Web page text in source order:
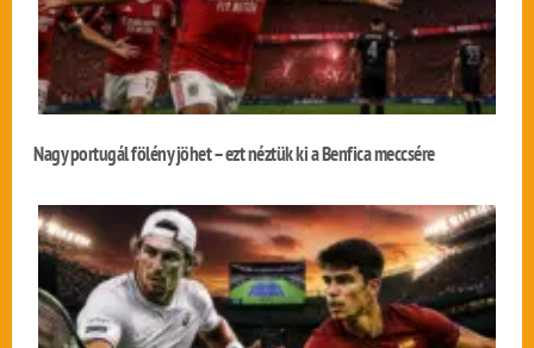
Nagy portugál fölény jöhet – ezt néztük ki a Benfica meccsére